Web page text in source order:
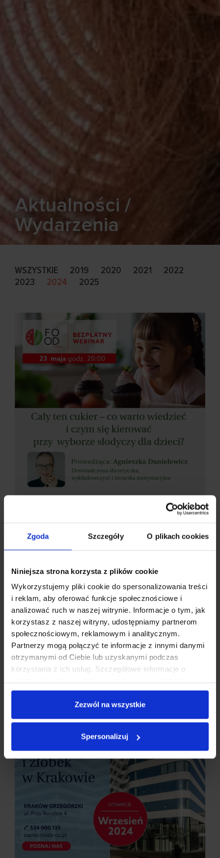
Zgoda Szczegóły O plikach cookies
Niniejsza strona korzysta z plików cookie
Wykorzystujemy pliki cookie do spersonalizowania treści
i reklam, aby oferować funkcje społecznościowe i
analizować ruch w naszej witrynie. Informacje o tym, jak
korzystasz z naszej witryny, udostępniamy partnerom
społecznościowym, reklamowym i analitycznym.
Partnerzy mogą połączyć te informacje z innymi danymi
otrzymanymi od Ciebie lub uzyskanymi podczas
korzystania z ich usług. Szczegółowe informacje o
osobowych są dostępne wPolityce prywatności.
Zezwól na wszystkie
Spersonalizuj
Aktualności /
Wydarzenia
WSZYSTKIE 2019 2020 2021
2022
2023
2024 2025
Cały ten cukier — co warto
wiedzieć i czym się kierować przy
wyborze słodyczy dla dzieci? —
pobierz prezentację z webinaru
z Agnieszką Danielewicz
CZYTAJ WIĘCEJ